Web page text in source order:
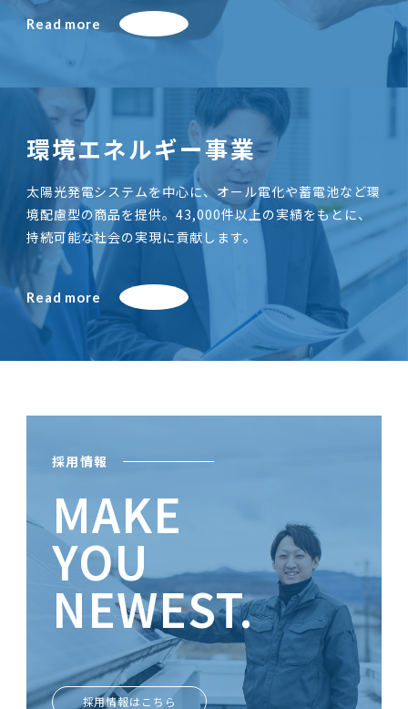
Read more
環境エネルギー事業
太陽光発電システムを中心に、オール電化や蓄電池など環
境配慮型の商品を提供。43,000件以上の実績をもとに、
持続可能な社会の実現に貢献します。
Read more
採用情報
MAKE
YOU
NEWEST.
ときめきがあなたを輝かせる
採用情報はこちら